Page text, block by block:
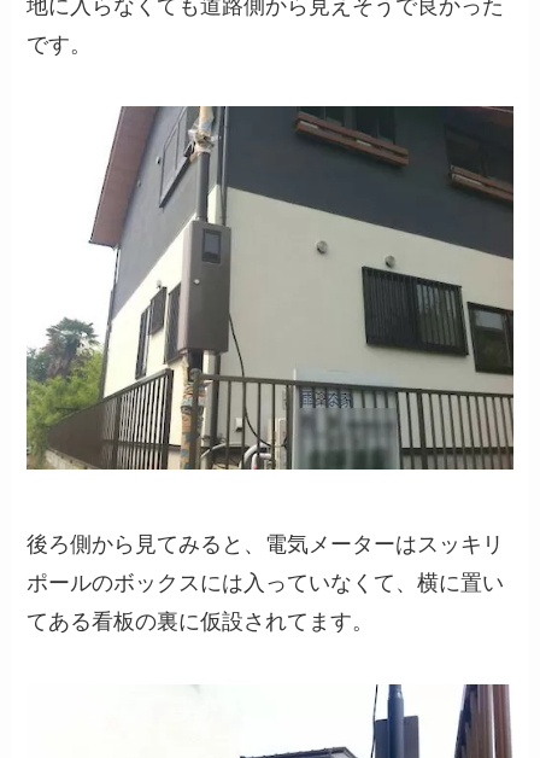
地に入らなくても道路側から見えそうで良かった
です。
後ろ側から見てみると、電気メーターはスッキリ
ポールのボックスには入っていなくて、横に置い
てある看板の裏に仮設されてます。